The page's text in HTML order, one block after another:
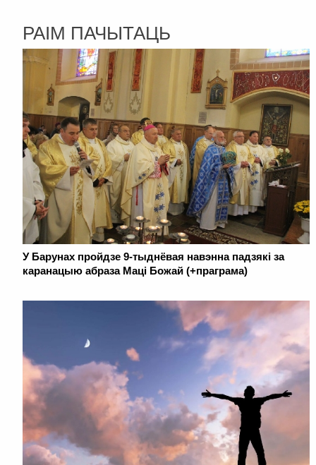
РАІМ ПАЧЫТАЦЬ
У Барунах пройдзе 9-тыднёвая навэнна падзякі за
каранацыю абраза Маці Божай (+праграма)